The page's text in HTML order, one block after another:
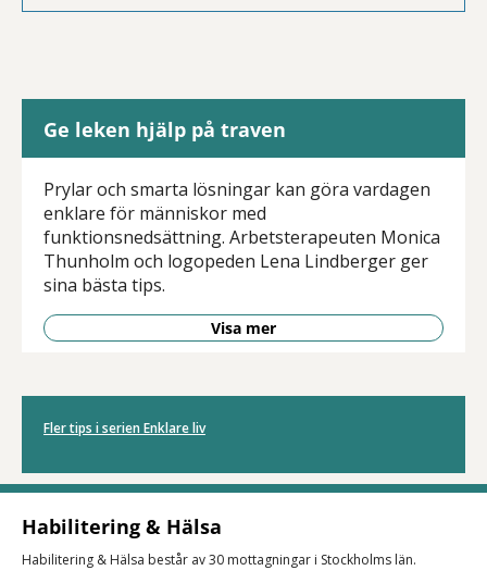
Ge leken hjälp på traven
Prylar och smarta lösningar kan göra vardagen
enklare för människor med
funktionsnedsättning. Arbetsterapeuten Monica
Thunholm och logopeden Lena Lindberger ger
sina bästa tips.
Visa mer
Fler tips i serien Enklare liv
Habilitering & Hälsa
Habilitering & Hälsa består av 30 mottagningar i Stockholms län.